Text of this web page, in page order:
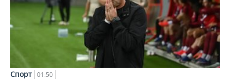
Спорт 01:50